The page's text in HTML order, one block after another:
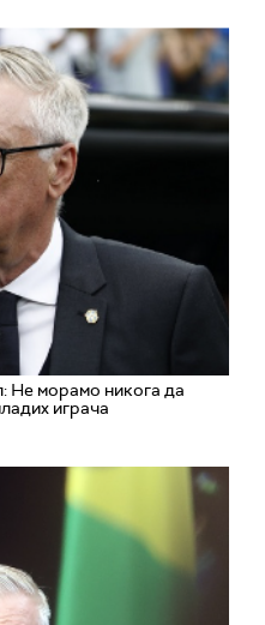
Не морамо никога да
играча